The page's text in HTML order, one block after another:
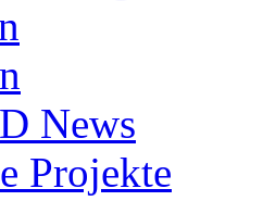
News
Projekte